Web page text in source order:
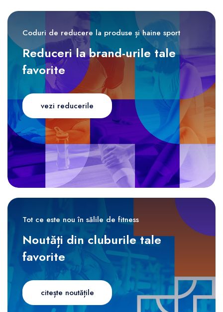
Coduri de reducere la produse și haine sport
Reduceri la brand-urile tale
favorite
vezi reducerile
Tot ce este nou în sălile de fitness
Noutăți din cluburile tale
favorite
citește noutățile